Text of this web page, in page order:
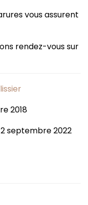
vous assurent
rendez-vous sur
2018
septembre 2022